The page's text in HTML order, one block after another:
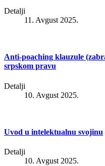
Detalji
11. Avgust 2025.
Anti-poaching klauzule
srpskom pravu
Detalji
10. Avgust 2025.
Uvod u intelektualnu svojinu
Detalji
10. Avgust 2025.